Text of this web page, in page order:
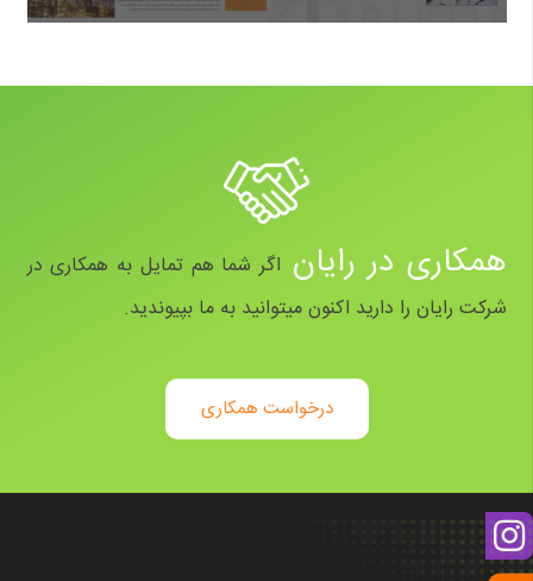
همکاری در رایان اگر شما هم تمایل به همکاری در
شرکت رایان را دارید اکنون میتوانید به ما بپیوندید.
درخواست همکاری